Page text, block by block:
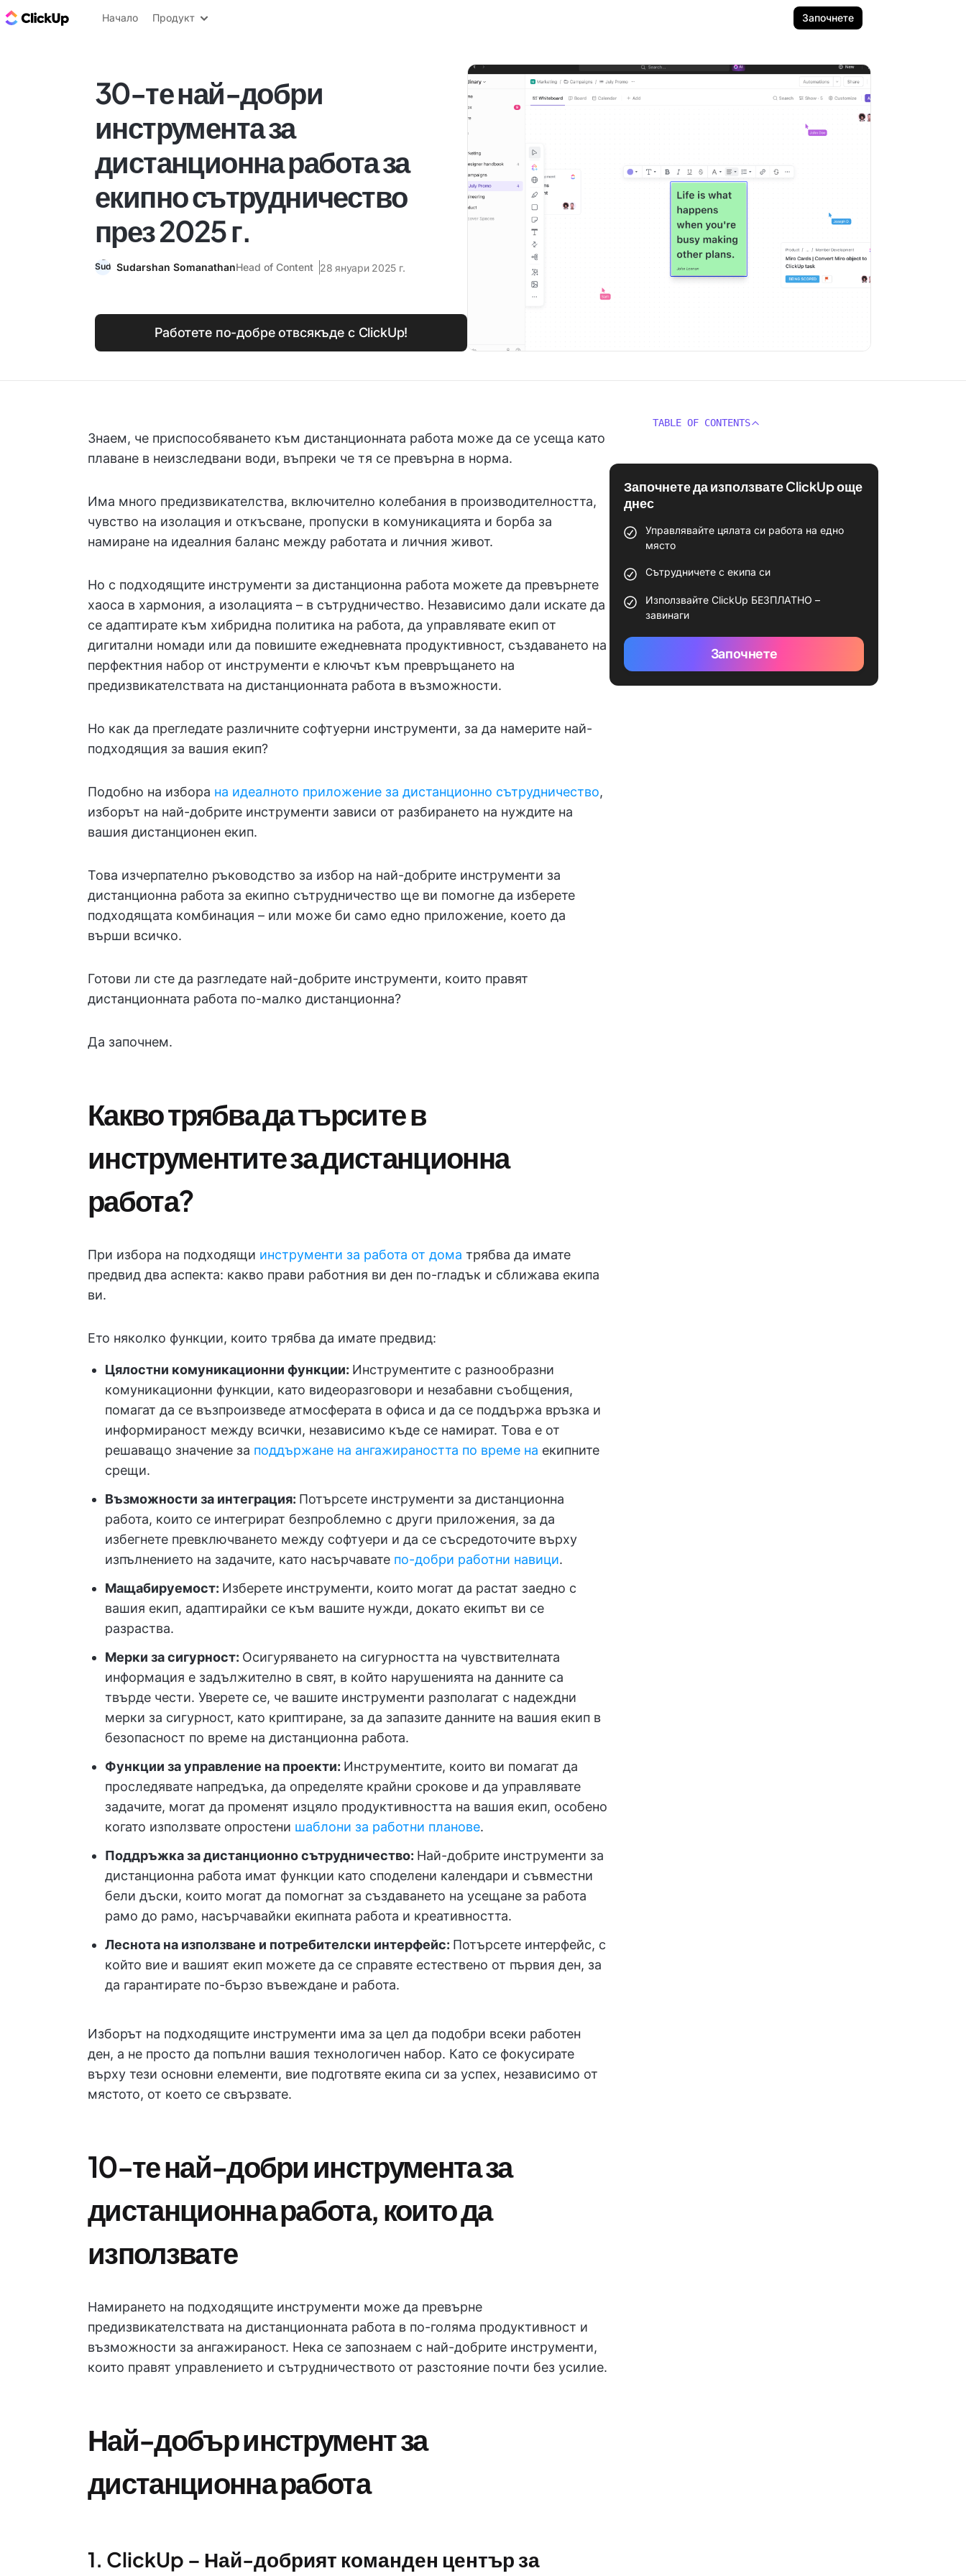
ClickUp блог
Начало Продукт Започнете
30-те най-добри
инструмента за
дистанционна работа за
екипно сътрудничество
през 2025 г.
Sudarshan SomanathanHead of Content 28 януари 2025 г.
Работете по-добре отвсякъде с ClickUp!
Знаем, че приспособяването към дистанционната работа може да се усеща като
плаване в неизследвани води, въпреки че тя се превърна в норма.
Има много предизвикателства, включително колебания в производителността,
чувство на изолация и откъсване, пропуски в комуникацията и борба за
намиране на идеалния баланс между работата и личния живот.
Но с подходящите инструменти за дистанционна работа можете да превърнете
хаоса в хармония, а изолацията – в сътрудничество. Независимо дали искате да
се адаптирате към хибридна политика на работа, да управлявате екип от
дигитални номади или да повишите ежедневната продуктивност, създаването на
перфектния набор от инструменти е ключът към превръщането на
предизвикателствата на дистанционната работа в възможности.
Но как да прегледате различните софтуерни инструменти, за да намерите най-
подходящия за вашия екип?
Подобно на избора на идеалното приложение за дистанционно сътрудничество,
изборът на най-добрите инструменти зависи от разбирането на нуждите на
вашия дистанционен екип.
Това изчерпателно ръководство за избор на най-добрите инструменти за
дистанционна работа за екипно сътрудничество ще ви помогне да изберете
подходящата комбинация – или може би само едно приложение, което да
върши всичко.
Готови ли сте да разгледате най-добрите инструменти, които правят
дистанционната работа по-малко дистанционна?
Да започнем.
Какво трябва да търсите в
инструментите за дистанционна
работа?
При избора на подходящи инструменти за работа от дома трябва да имате
предвид два аспекта: какво прави работния ви ден по-гладък и сближава екипа
ви.
Ето няколко функции, които трябва да имате предвид:
Цялостни комуникационни функции: Инструментите с разнообразни
комуникационни функции, като видеоразговори и незабавни съобщения,
помагат да се възпроизведе атмосферата в офиса и да се поддържа връзка и
информираност между всички, независимо къде се намират. Това е от
решаващо значение за поддържане на ангажираността по време на екипните
срещи.
Възможности за интеграция: Потърсете инструменти за дистанционна
работа, които се интегрират безпроблемно с други приложения, за да
избегнете превключването между софтуери и да се съсредоточите върху
изпълнението на задачите, като насърчавате по-добри работни навици.
Мащабируемост: Изберете инструменти, които могат да растат заедно с
вашия екип, адаптирайки се към вашите нужди, докато екипът ви се
разраства.
Мерки за сигурност: Осигуряването на сигурността на чувствителната
информация е задължително в свят, в който нарушенията на данните са
твърде чести. Уверете се, че вашите инструменти разполагат с надеждни
мерки за сигурност, като криптиране, за да запазите данните на вашия екип в
безопасност по време на дистанционна работа.
Функции за управление на проекти: Инструментите, които ви помагат да
проследявате напредъка, да определяте крайни срокове и да управлявате
задачите, могат да променят изцяло продуктивността на вашия екип, особено
когато използвате опростени шаблони за работни планове.
Поддръжка за дистанционно сътрудничество: Най-добрите инструменти за
дистанционна работа имат функции като споделени календари и съвместни
бели дъски, които могат да помогнат за създаването на усещане за работа
рамо до рамо, насърчавайки екипната работа и креативността.
Леснота на използване и потребителски интерфейс: Потърсете интерфейс, с
който вие и вашият екип можете да се справяте естествено от първия ден, за
да гарантирате по-бързо въвеждане и работа.
Изборът на подходящите инструменти има за цел да подобри всеки работен
ден, а не просто да попълни вашия технологичен набор. Като се фокусирате
върху тези основни елементи, вие подготвяте екипа си за успех, независимо от
мястото, от което се свързвате.
10-те най-добри инструмента за
дистанционна работа, които да
използвате
Намирането на подходящите инструменти може да превърне
предизвикателствата на дистанционната работа в по-голяма продуктивност и
възможности за ангажираност. Нека се запознаем с най-добрите инструменти,
които правят управлението и сътрудничеството от разстояние почти без усилие.
Най-добър инструмент за
дистанционна работа
1. ClickUp – Най-добрият команден център за
TABLE OF CONTENTS
Започнете да използвате ClickUp още
днес
Управлявайте цялата си работа на едно
място
Сътрудничете с екипа си
Използвайте ClickUp БЕЗПЛАТНО –
завинаги
Започнете